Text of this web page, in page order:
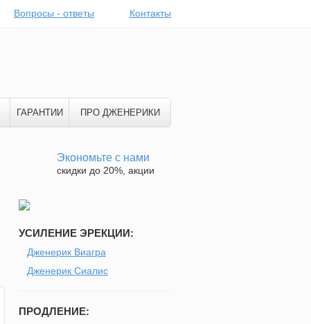
Вопросы - ответы Контакты
ГАРАНТИИ ПРО ДЖЕНЕРИКИ
Экономьте с нами
скидки до 20%, акции
УСИЛЕНИЕ ЭРЕКЦИИ:
Дженерик Виагра
Дженерик Сиалис
ПРОДЛЕНИЕ: